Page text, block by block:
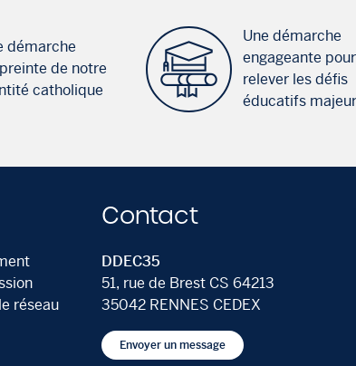
démarche
de notre
catholique
Une démarche
engageante pour
relever les défis
éducatifs
réseau
Contact
DDEC35
51, rue de Brest CS 64213
35042 RENNES CEDEX
Envoyer un message